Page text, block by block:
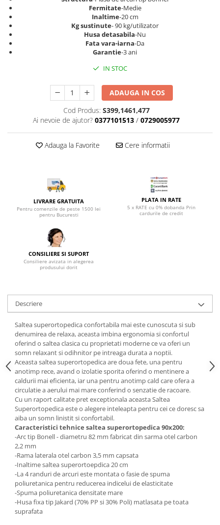
Top saltele 10 cm
Top saltele memory 5 cm
Top saltele MemoHR 6.5 cm
Saltele ieftine
Scaune manager
Mobilier bucatarie
Mese bucatarie
Scaune pentru bucatarie
Suporturi si rafturi pantofi
Pantofare
Suport pentru umerase
Mobilier gradinita
Mese gradinita
Scaune gradinita
Set mese si scaune gradinita
Mobilier copii
Scaune birou pentru copii
Saltele patuturi copii
Paturi copii
Masa si scaune gradinita
Seturi comode living si dormitor
Fermitate-Medie
Inaltime-20 cm
Kg sustinute- 90 kg/utilizator
Husa detasabila-Nu
Fata vara-iarna-Da
Garantie-3 ani
IN STOC
ADAUGA IN COS
Cod Produs: S399,1461,477
Ai nevoie de ajutor? 0377101513 / 0729005977
Adauga la Favorite Cere informatii
LIVRARE GRATUITA
Pentru comenzile de peste 1500 lei
pentru Bucuresti
PLATA IN RATE
5 x RATE cu 0% dobanda Prin
cardurile de credit
CONSILIERE SI SUPORT
Consiliere avizata in alegerea
produsului dorit
Descriere
Saltea superortopedica confortabila mai este cunoscuta si sub
denumirea de relaxa, aceasta imbina ergonomia si confortul
oferind o saltea clasica cu proprietati moderne ce va oferi un
somn relaxant si odihnitor pe intreaga durata a noptii.
Aceasta saltea superortopedica are doua fete, una pentru
anotimp rece, avand o izolatie sporita oferind o mentinere a
caldurii mai eficienta, iar una pentru anotimp cald care ofera a
circulatie a aerului mai mare conferind o senzatie de racoare.
Cu un raport calitate pret exceptionala aceasta Saltea
Superortopedica este o alegere inteleapta pentru cei ce doresc sa
aiba un somn linistit si confortabil.
Caracteristici tehnice saltea superortopedica 90x200:
-Arc tip Bonell - diametru 82 mm fabricat din sarma otel carbon
2,2 mm
-Rama laterala otel carbon 3,5 mm capsata
-Inaltime saltea superortoepdica 20 cm
-La 4 randuri de arcuri este montata o fasie de spuma
poliuretanica pentru reducerea indicelui de elasticitate
-Spuma poliuretanica densitate mare
-Husa fixa tip Jakard (70% PP si 30% Poli) matlasata pe toata
suprafata